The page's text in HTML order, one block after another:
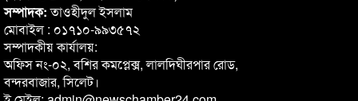
সম্পাদক:তাওহীদুল ইসলাম
মোবাইল : ০১৭১০-৯৯৩৫৭২
সম্পাদকীয় কার্যালয়:
অফিস নং-০২, বশির কমপ্লেক্স, লালদিঘীরপার রোড,
বন্দরবাজার, সিলেট।